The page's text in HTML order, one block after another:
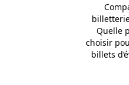
Quelle
choisir
billets